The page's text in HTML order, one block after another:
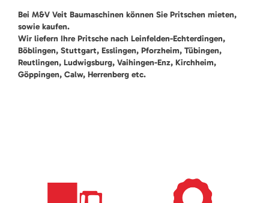
Bei M&V Veit Baumaschinen können Sie Pritschen mieten,
sowie kaufen.
Wir liefern Ihre Pritsche nach Leinfelden-Echterdingen,
Böblingen, Stuttgart, Esslingen, Pforzheim, Tübingen,
Reutlingen, Ludwigsburg, Vaihingen-Enz, Kirchheim,
Göppingen, Calw, Herrenberg etc.